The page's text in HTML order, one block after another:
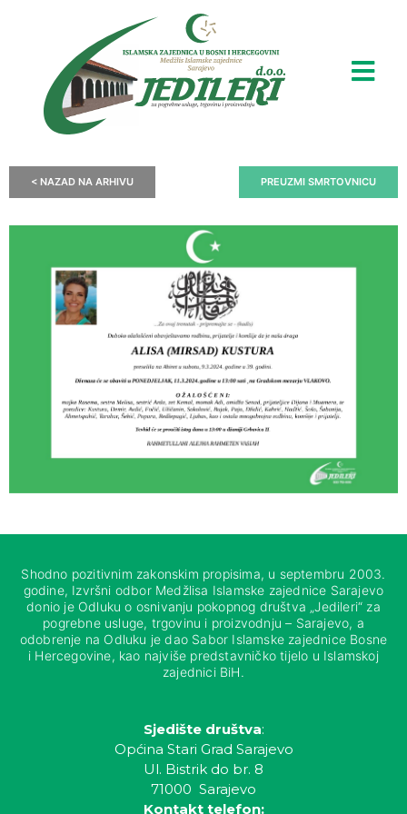
< NAZAD NA ARHIVU PREUZMI SMRTOVNICU
Shodno pozitivnim zakonskim propisima, u septembru 2003.
godine, Izvršni odbor Medžlisa Islamske zajednice Sarajevo
donio je Odluku o osnivanju pokopnog društva „Jedileri“ za
pogrebne usluge, trgovinu i proizvodnju – Sarajevo, a
odobrenje na Odluku je dao Sabor Islamske zajednice Bosne
i Hercegovine, kao najviše predstavničko tijelo u Islamskoj
zajednici BiH.
Sjedište društva:
Općina Stari Grad Sarajevo
Ul. Bistrik do br. 8
71000 Sarajevo
Kontakt telefon: